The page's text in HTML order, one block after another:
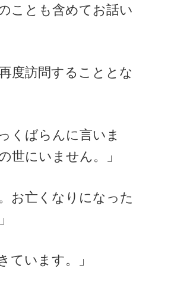
ことも含めてお話い
度訪問することとな
くばらんに言いま
世にいません。」
お亡くなりになった
ています。」